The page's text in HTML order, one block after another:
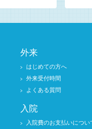
外来
はじめての方へ
外来受付時間
よくある質問
入院
入院費のお支払いについ